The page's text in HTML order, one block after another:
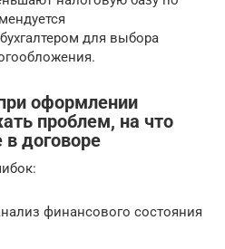
для выбора
оформлении
проблем, на что
в договоре
финансового состояния